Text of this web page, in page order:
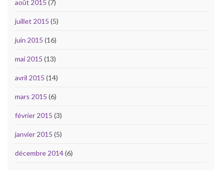
août 2015 (7)
juillet 2015 (5)
juin 2015 (16)
mai 2015 (13)
avril 2015 (14)
mars 2015 (6)
février 2015 (3)
janvier 2015 (5)
décembre 2014(6)